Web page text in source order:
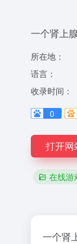
一个肾上
所在地：
语言：
收录时间：
0
打开网
在线游
一个肾